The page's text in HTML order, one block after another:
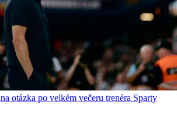
otázka po velkém večeru trenéra Sparty